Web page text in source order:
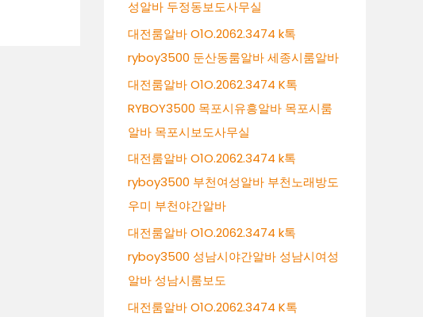
성알바 두정동보도사무실
대전룸알바 O1O.2062.3474 k톡
ryboy3500 둔산동룸알바 세종시룸알바
대전룸알바 O1O.2062.3474 K톡
RYBOY3500 목포시유흥알바 목포시룸
알바 목포시보도사무실
대전룸알바 O1O.2062.3474 k톡
ryboy3500 부천여성알바 부천노래방도
우미 부천야간알바
대전룸알바 O1O.2062.3474 k톡
ryboy3500 성남시야간알바 성남시여성
알바 성남시룸보도
대전룸알바 O1O.2062.3474 K톡